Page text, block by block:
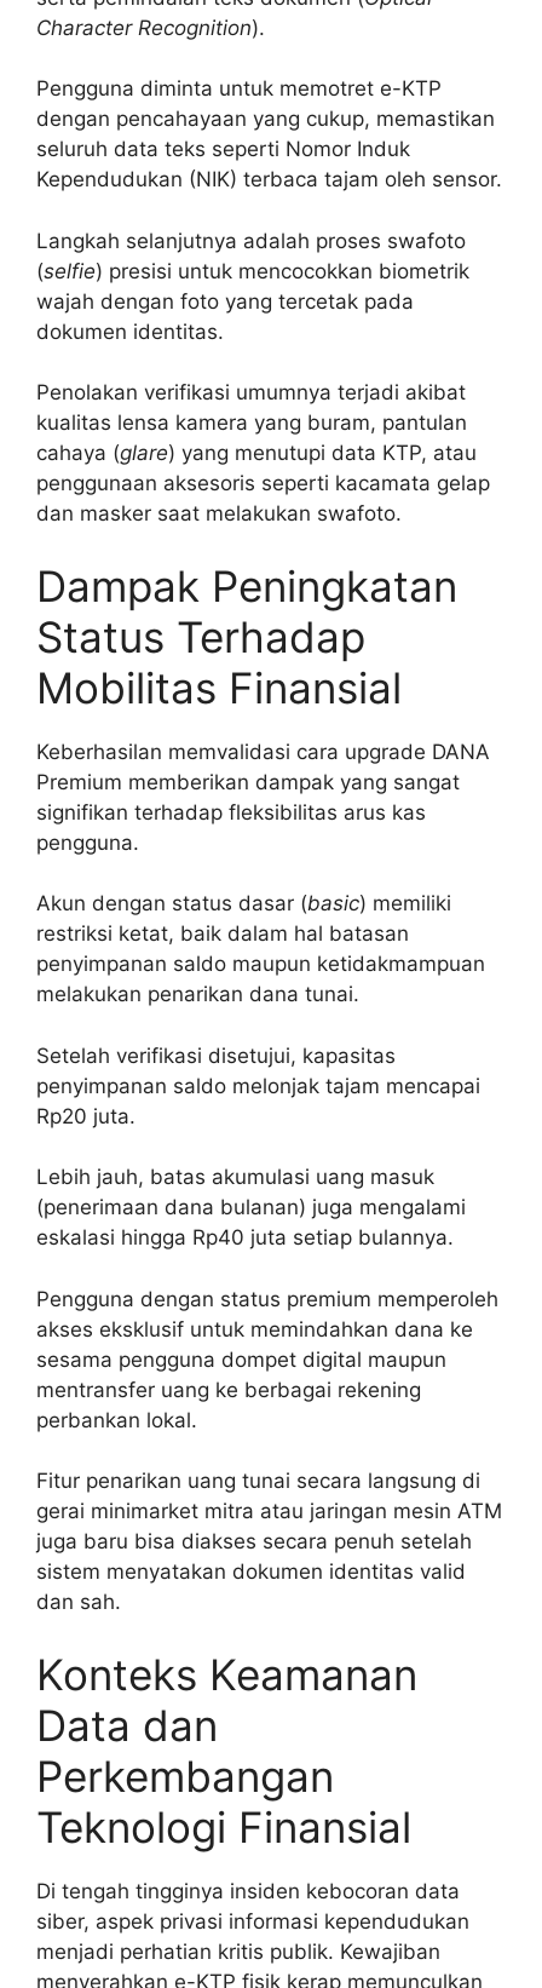
Character Recognition).
Pengguna diminta untuk memotret e-KTP
dengan pencahayaan yang cukup, memastikan
seluruh data teks seperti Nomor Induk
Kependudukan (NIK) terbaca tajam oleh sensor.
Langkah selanjutnya adalah proses swafoto
(selfie) presisi untuk mencocokkan biometrik
wajah dengan foto yang tercetak pada
dokumen identitas.
Penolakan verifikasi umumnya terjadi akibat
kualitas lensa kamera yang buram, pantulan
cahaya (glare) yang menutupi data KTP, atau
penggunaan aksesoris seperti kacamata gelap
dan masker saat melakukan swafoto.
Dampak Peningkatan
Status Terhadap
Mobilitas Finansial
Keberhasilan memvalidasi cara upgrade DANA
Premium memberikan dampak yang sangat
signifikan terhadap fleksibilitas arus kas
pengguna.
Akun dengan status dasar (basic) memiliki
restriksi ketat, baik dalam hal batasan
penyimpanan saldo maupun ketidakmampuan
melakukan penarikan dana tunai.
Setelah verifikasi disetujui, kapasitas
penyimpanan saldo melonjak tajam mencapai
Rp20 juta.
Lebih jauh, batas akumulasi uang masuk
(penerimaan dana bulanan) juga mengalami
eskalasi hingga Rp40 juta setiap bulannya.
Pengguna dengan status premium memperoleh
akses eksklusif untuk memindahkan dana ke
sesama pengguna dompet digital maupun
mentransfer uang ke berbagai rekening
perbankan lokal.
Fitur penarikan uang tunai secara langsung di
gerai minimarket mitra atau jaringan mesin ATM
juga baru bisa diakses secara penuh setelah
sistem menyatakan dokumen identitas valid
dan sah.
Konteks Keamanan
Data dan
Perkembangan
Teknologi Finansial
Di tengah tingginya insiden kebocoran data
siber, aspek privasi informasi kependudukan
menjadi perhatian kritis publik. Kewajiban
menyerahkan e-KTP fisik kerap memunculkan